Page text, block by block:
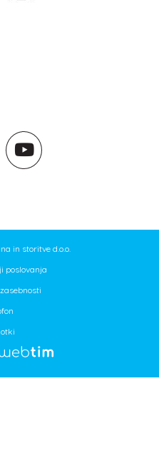
in storitve d.o.o.
poslovanja